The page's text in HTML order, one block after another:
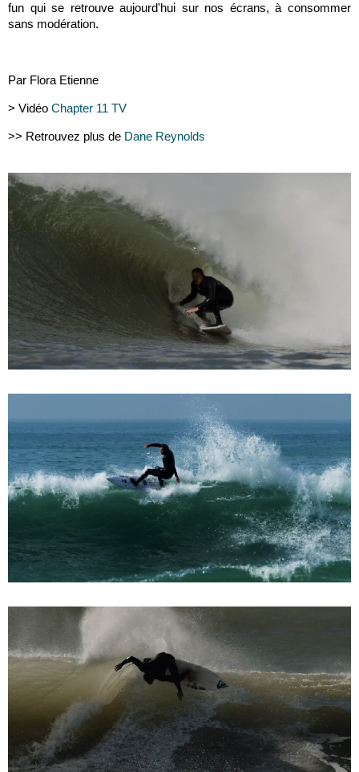
fun qui se retrouve aujourd'hui sur nos écrans, à consommer
sans modération.
Par Flora Etienne
> Vidéo Chapter 11 TV
>> Retrouvez plus de Dane Reynolds